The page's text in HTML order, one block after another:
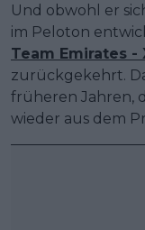
Und obwohl er
im Peloton
Team Emirates -
zurückgekehrt.
früheren Jahren,
wieder aus dem